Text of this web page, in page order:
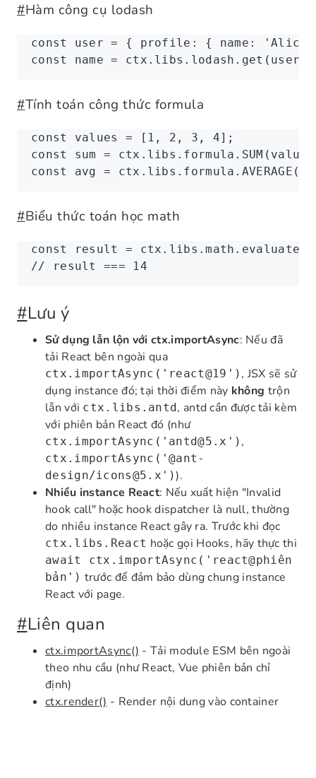
#Hàm công cụ lodash
const user = { profile : { name : 'Alice'
const
name = ctx . libs . lodash .get (user
#Tính toán công thức formula
const values = [ 1 , 2 , 3 , 4];
const
sum = ctx . libs . formula .SUM
const
avg = ctx . libs . formula .AVERAGE
#Biểu thức toán học math
const result = ctx . libs .math .evaluate
// result === 14
#Lưu ý
Sử dụng lẫn lộn với ctx.importAsync: Nếu đã
tải React bên ngoài qua
ctx.importAsync('react@19') , JSX sẽ sử
dụng instance đó; tại thời điểm này không trộn
lẫn với ctx.libs.antd, antd cần được tải kèm
với phiên bản React đó (như
ctx.importAsync('antd@5.x') ,
ctx.importAsync('@ant-
design/icons@5.x')).
Nhiều instance React: Nếu xuất hiện "Invalid
hook call" hoặc hook dispatcher là null, thường
do nhiều instance React gây ra. Trước khi đọc
ctx.libs.React hoặc gọi Hooks, hãy thực thi
await ctx.importAsync('react@phiên
bản') trước để đảm bảo dùng chung instance
React với page.
#Liên quan
ctx.importAsync() - Tải module ESM bên ngoài
theo nhu cầu (như React, Vue phiên bản chỉ
định)
ctx.render() - Render nội dung vào container